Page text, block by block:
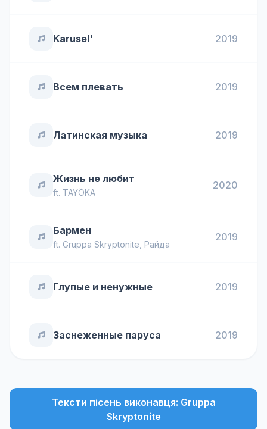
Karusel' 2019
Всем плевать 2019
Латинская музыка 2019
Жизнь не любит
ft. TAYÖKA
2020
Бармен
ft. Gruppa Skryptonite Райда
2019
Глупые и ненужные 2019
Заснеженные паруса 2019
Тексти пісень виконавця: Gruppa
Skryptonite